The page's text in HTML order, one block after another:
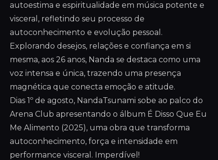
autoestima e espiritualidade em música potente e
visceral, refletindo seu processo de
autoconhecimento e evolução pessoal.
Explorando desejos, relações e confiança em si
mesma, aos 26 anos, Nanda se destaca como uma
voz intensa e única, trazendo uma presença
magnética que conecta emoção e atitude.
Dias 1º de agosto, NandaTsunami sobe ao palco do
Arena Club apresentando o álbum É Disso Que Eu
Me Alimento (2025), uma obra que transforma
autoconhecimento, força e intensidade em
performance visceral. Imperdível!